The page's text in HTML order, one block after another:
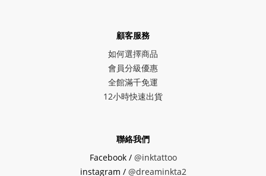
顧客服務
如何選擇商品
會員分級優惠
全館滿千免運
12小時快速出貨
聯絡我們
Facebook / @inktattoo
instagram / @dreaminkta2